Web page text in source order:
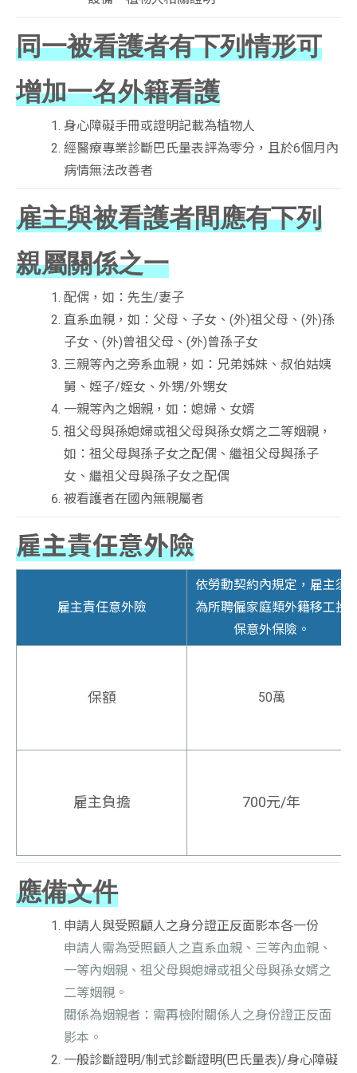
同一被看護者有下列情形可
增加一名外籍看護
身心障礙手冊或證明記載為植物人
經醫療專業診斷巴氏量表評為零分，且於6個月內
病情無法改善者
雇主與被看護者間應有下列
親屬關係之一
配偶，如：先生/妻子
直系血親，如：父母、子女、(外)祖父母、(外)孫
子女、(外)曾祖父母、(外)曾孫子女
三親等內之旁系血親，如：兄弟姊妹、叔伯姑姨
舅、姪子/姪女、外甥/外甥女
一親等內之姻親，如：媳婦、女婿
祖父母與孫媳婦或祖父母與孫女婿之二等姻親，
如：祖父母與孫子女之配偶、繼祖父母與孫子
女、繼祖父母與孫子女之配偶
被看護者在國內無親屬者
雇主責任意外險
雇主責任意外險
依勞動契約內規定，雇主須
為所聘僱家庭類外籍移工投
保意外保險。
保額 50萬
雇主負擔 700元/年
應備文件
申請人與受照顧人之身分證正反面影本各一份
申請人需為受照顧人之直系血親、三等內血親、
一等內姻親、祖父母與媳婦或祖父母與孫女婿之
二等姻親。
關係為姻親者：需再檢附關係人之身份證正反面
影本。
一般診斷證明/制式診斷證明(巴氏量表)/身心障礙